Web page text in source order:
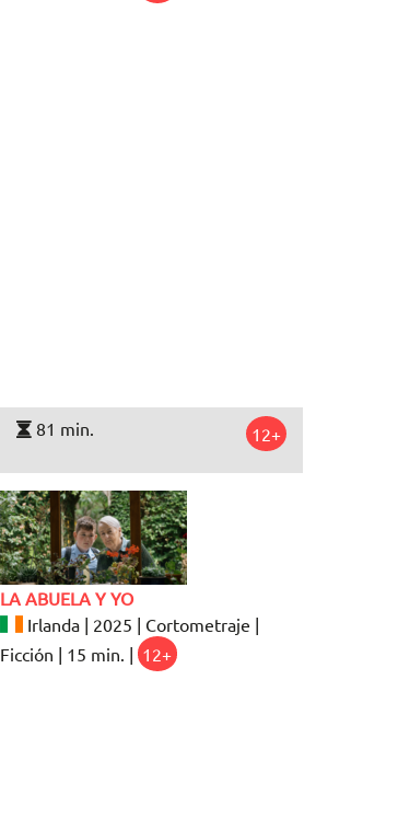
81 min. 12+
LA ABUELA Y YO
Irlanda | 2025 | Cortometraje |
Ficción | 15 min. | 12+